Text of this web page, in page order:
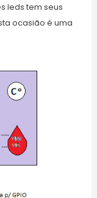
leds tem seus
ocasião é uma